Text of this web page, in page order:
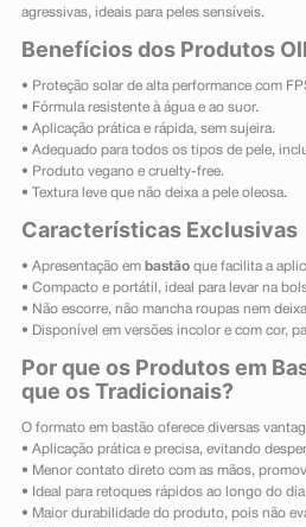
agressivas, ideais para peles sensíveis.
Benefícios dos Produtos
• Proteção solar de alta performance com
• Fórmula resistente à água e ao suor.
• Aplicação prática e rápida, sem sujeira.
• Adequado para todos os tipos de pele,
• Produto vegano e cruelty-free.
• Textura leve que não deixa a pele oleosa.
Características Exclusivas
• Apresentação em bastãoque facilita a
• Compacto e portátil, ideal para levar na
• Não escorre, não mancha roupas nem
• Disponível em versões incolor e com cor,
Por que os Produtos em
que os Tradicionais?
O formato em bastão oferece diversas
• Aplicação prática e precisa, evitando
• Menor contato direto com as mãos,
• Ideal para retoques rápidos ao longo do
• Maior durabilidade do produto, pois não